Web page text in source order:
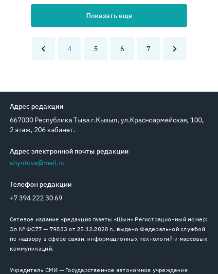
Показать еще
4 5 6 7
Адрес редакции
667000 Республика Тыва г.Кызыл, ул.Красноармейская, 100,
2 этаж, 206 кабинет.
Адрес электронной почты редакции
shyntuva@mail.ru
Телефон редакции
+7 394 222 30 69
Сетевое издание «редакция газеты «Шын» Регистрационный номер:
Эл № ФС77 — 79833 от 25.12.2020 г., выдано Федеральной службой
по надзору в сфере связи, информационных технологий и массовых
коммуникаций.
Учредитель СМИ — Государственное автономное учреждение